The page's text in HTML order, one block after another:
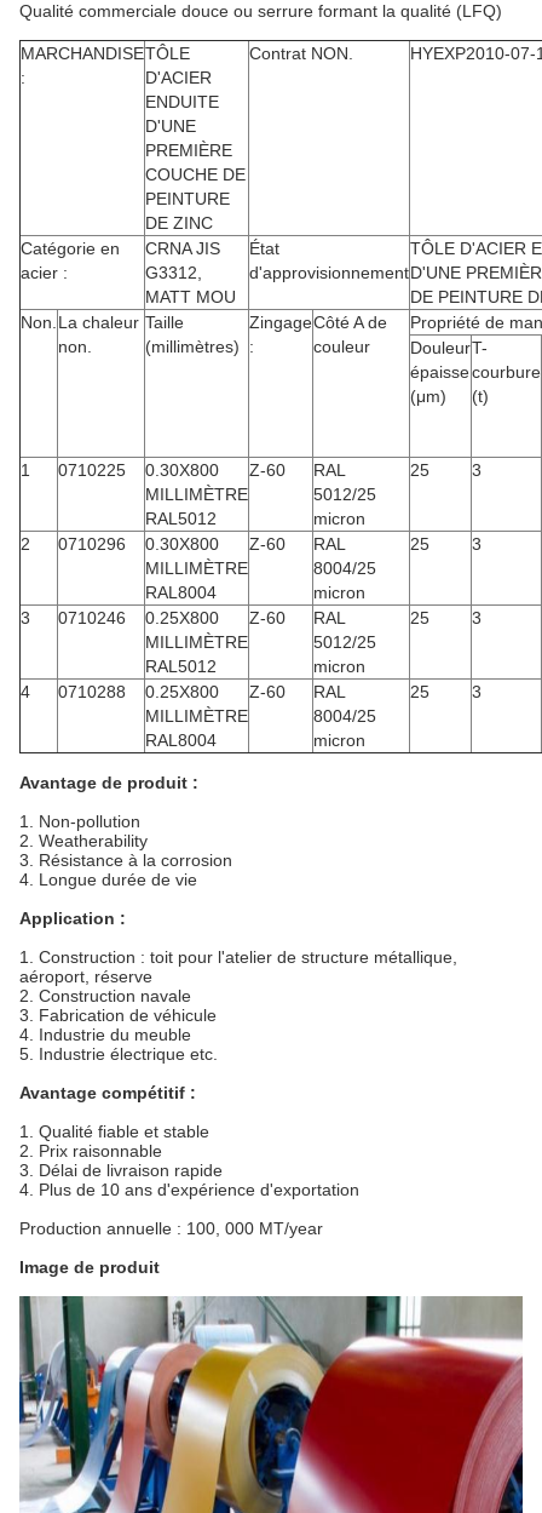
Qualité commerciale douce ou serrure formant la qualité (LFQ)
MARCHANDISE
:
TÔLE
D'ACIER
ENDUITE
D'UNE
PREMIÈRE
COUCHE DE
PEINTURE
DE ZINC
Contrat NON. HYEXP2010-07-
Catégorie en
acier :
CRNA JIS
G3312,
MATT MOU
État
d'approvisionnement
TÔLE D'ACIER
D'UNE
DE PEINTURE
Non. La chaleur
non.
Taille
(millimètres)
Zingage
:
Côté A de
couleur
Propriété de
Douleur
épaisse
(μm)
T-
courbure
(t)
1 0710225
0.30X800
MILLIMÈTRE
RAL5012
Z-60
RAL
5012/25
micron
25 3
2 0710296
0.30X800
MILLIMÈTRE
RAL8004
Z-60
RAL
8004/25
micron
25 3
3 0710246
0.25X800
MILLIMÈTRE
RAL5012
Z-60
RAL
5012/25
micron
25 3
4 0710288
0.25X800
MILLIMÈTRE
RAL8004
Z-60
RAL
8004/25
micron
25 3
Avantage de produit :
1. Non-pollution
2. Weatherability
3. Résistance à la corrosion
4. Longue durée de vie
Application :
1. Construction : toit pour l'atelier de structure métallique,
aéroport, réserve
2. Construction navale
3. Fabrication de véhicule
4. Industrie du meuble
5. Industrie électrique etc.
Avantage compétitif :
1. Qualité fiable et stable
2. Prix raisonnable
3. Délai de livraison rapide
4. Plus de 10 ans d'expérience d'exportation
Production annuelle : 100, 000 MT/year
Image de produit